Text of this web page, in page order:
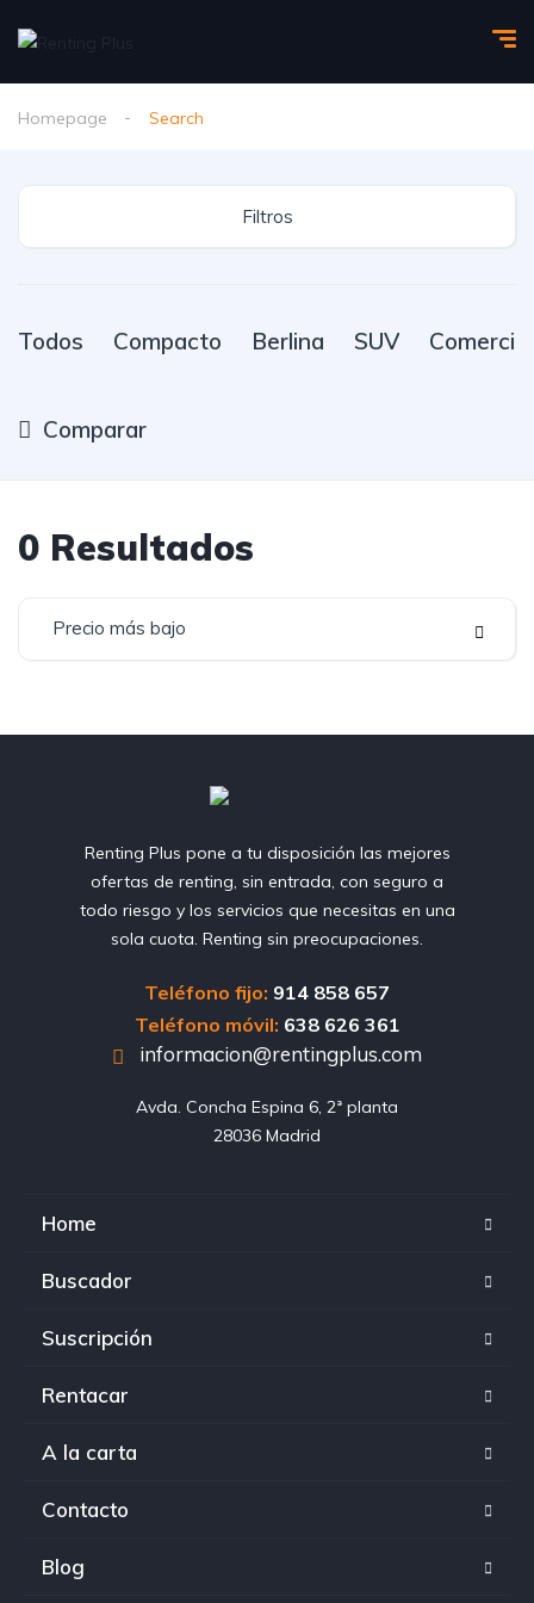
Homepage Search
Filtros
Todos Compacto Berlina SUV Comercial
Comparar
0 Resultados
Precio más bajo
Renting Plus pone a tu disposición las mejores
ofertas de renting, sin entrada, con seguro a
todo riesgo y los servicios que necesitas en una
sola cuota. Renting sin preocupaciones.
Teléfono fijo: 914 858 657
Teléfono móvil: 638 626 361
informacion@rentingplus.com
Avda. Concha Espina 6, 2ª planta
28036 Madrid
Home
Buscador
Suscripción
Rentacar
A la carta
Contacto
Blog